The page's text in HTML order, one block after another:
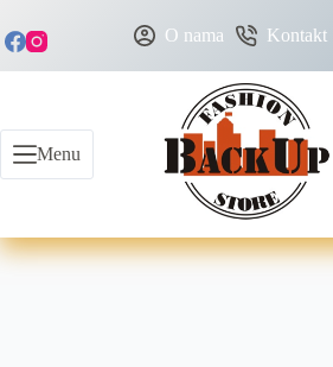
O nama Kontakt
Menu